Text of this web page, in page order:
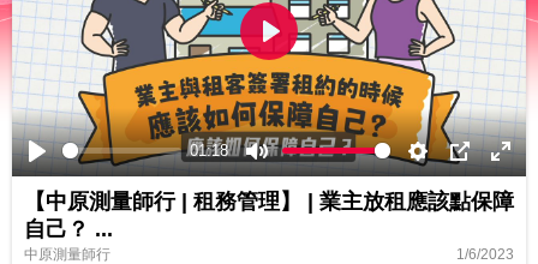
Play
01:18
Mute Settings
PIP
Play
【中原測量師行 | 租務管理】 | 業主放租應該點保障
自己？ ...
中原測量師行 1/6/2023